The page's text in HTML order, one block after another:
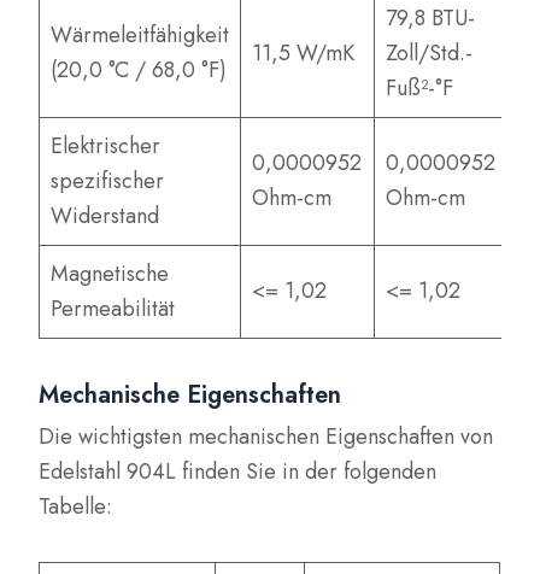
Wärmeleitfähigkeit
(20,0 °C / 68,0 °F)
11,5 W/mK
79,8 BTU-
Zoll/Std.-
Fuß²-°F
Elektrischer
spezifischer
Widerstand
0,0000952
Ohm-cm
0,0000952
Ohm-cm
Magnetische
Permeabilität
<= 1,02 <= 1,02
Mechanische Eigenschaften
Die wichtigsten mechanischen Eigenschaften von
Edelstahl 904L finden Sie in der folgenden
Tabelle: